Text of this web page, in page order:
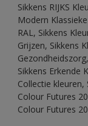
Sikkens RIJKS
Modern
RAL, Sikkens
Grijzen, Sikkens
Sikkens Erkende
Collectie kleuren,
Colour Futures
Colour Futures